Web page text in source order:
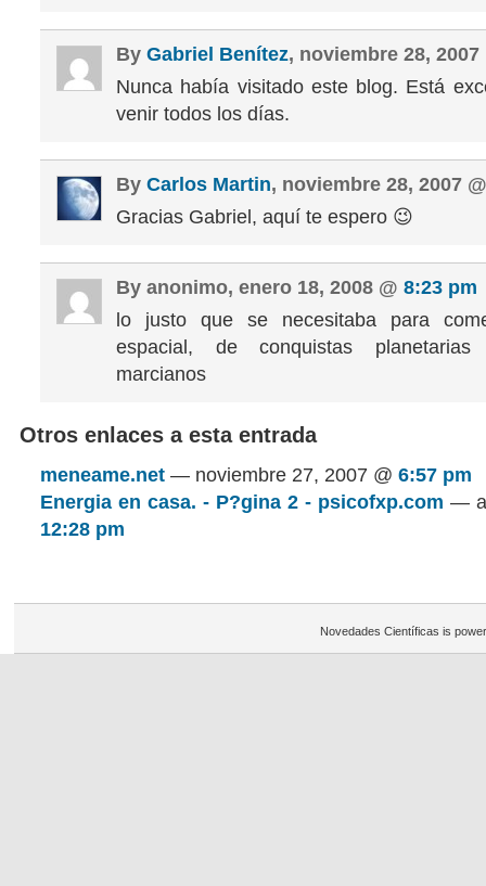
By Gabriel Benítez, noviembre 28,
Nunca había visitado este blog. Está
venir todos los días.
By Carlos Martin, noviembre 28, 2007
Gracias Gabriel, aquí te espero 😉
By anonimo, enero 18, 2008 @ 8:23 pm
lo justo que se necesitaba para
espacial, de conquistas
marcianos
Otros enlaces a esta entrada
meneame.net — noviembre 27, 2007 @ 6:57 pm
Energia en casa. - P?gina 2 - psicofxp.com —
12:28 pm
Novedades Científicas is